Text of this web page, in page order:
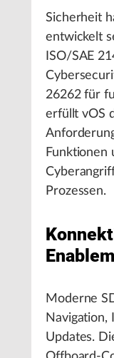
Sicherheit
entwickelt
ISO/SAE
26262 für
erfüllt vOS
Funktionen
Prozessen.
Moderne
Navigation,
Updates.